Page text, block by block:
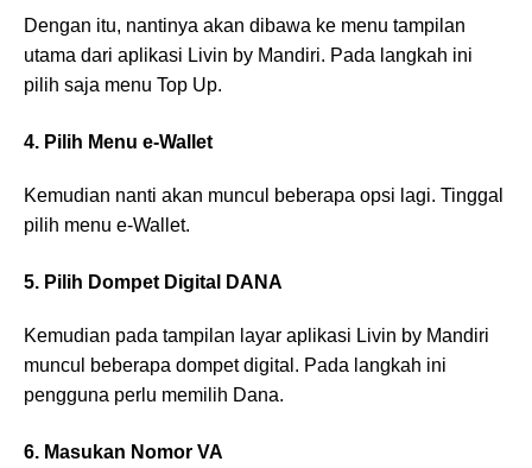
Dengan itu, nantinya akan dibawa ke menu tampilan
utama dari aplikasi Livin by Mandiri. Pada langkah ini
pilih saja menu Top Up.
4. Pilih Menu e-Wallet
Kemudian nanti akan muncul beberapa opsi lagi. Tinggal
pilih menu e-Wallet.
5. Pilih Dompet Digital DANA
Kemudian pada tampilan layar aplikasi Livin by Mandiri
muncul beberapa dompet digital. Pada langkah ini
pengguna perlu memilih Dana.
6. Masukan Nomor VA